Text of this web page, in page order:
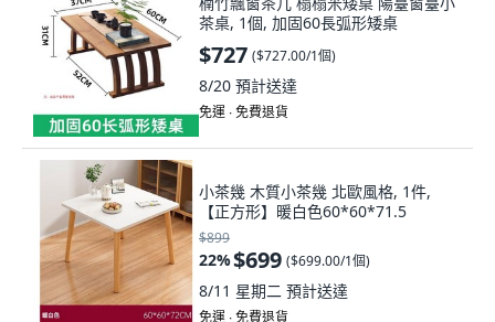
茶桌, 1個, 加固60長弧形矮桌
$727 ($727.00/1個)
8/20 預計送達
免運 ∙ 免費退貨
小茶幾 木質小茶幾 北歐風格, 1件,
【正方形】暖白色60*60*71.5
$899
22%$699 ($699.00/1個)
8/11 星期二 預計送達
免運 ∙ 免費退貨